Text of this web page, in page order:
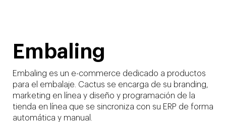
Embaling
Embaling es un e-commerce dedicado a productos
para el embalaje. Cactus se encarga de su branding,
marketing en línea y diseño y programación de la
tienda en línea que se sincroniza con su ERP de forma
automática y manual.